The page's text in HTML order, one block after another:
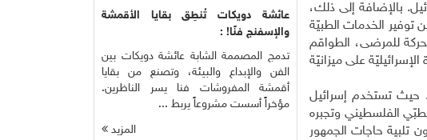
بالإضافة إلى ذلك،
توفير الخدمات الطبيّة
للمرضى، الطواقم
على ميزانيّة
حيث تستخدم إسرائيل
الفلسطيني وتجبره
تلبية حاجات الجمهور
عائشة دويكات تُنطِق بقايا الأقمشة
والإسفنج فنًا! :
تدمج المصممة الشابة عائشة دويكات بين
الفن والإبداع والبيئة، وتصنع من بقايا
أقمشة المفروشات فنا يسر الناظرين.
مؤخراً أسست مشروعاً يربط ...
المزيد